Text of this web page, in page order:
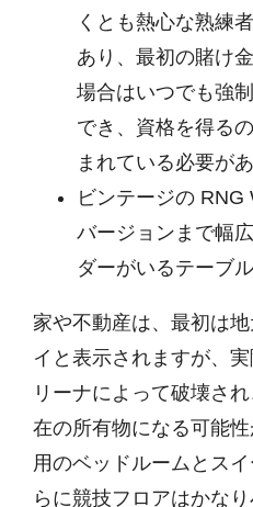
くとも熱心な熟練
あり、最初の賭け
場合はいつでも強
でき、資格を得る
まれている必要があ
ビンテージの RNG
バージョンまで幅
ダーがいるテーブ
家や不動産は、最初は
イと表示されますが、
リーナによって破壊さ
在の所有物になる可能
用のベッドルームとス
らに競技フロアはかな